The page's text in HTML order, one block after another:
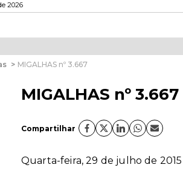
2026
> MIGALHAS nº 3.667
MIGALHAS nº 3.667
Compartilhar
Quarta-feira, 29 de julho de 2015